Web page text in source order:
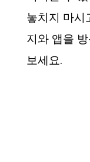
놓치지 마시
지와 앱을
보세요.